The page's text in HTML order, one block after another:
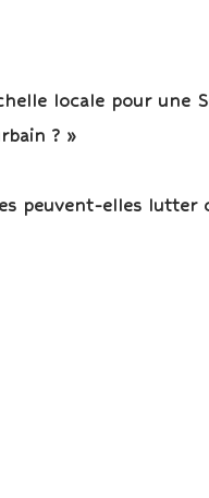
locale pour une
? »
peuvent-elles lutter